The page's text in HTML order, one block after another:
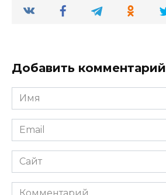
Добавить комментарий
Имя
*
Email
*
Сайт
Комментарий